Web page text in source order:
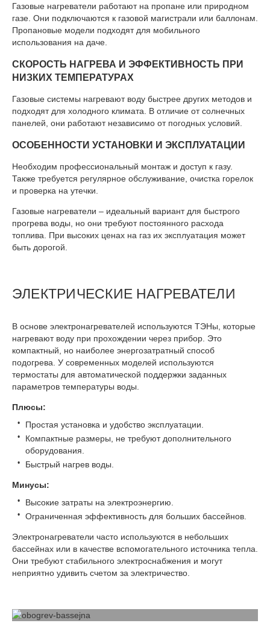
Газовые нагреватели работают на пропане или природном
газе. Они подключаются к газовой магистрали или баллонам.
Пропановые модели подходят для мобильного
использования на даче.
СКОРОСТЬ НАГРЕВА И ЭФФЕКТИВНОСТЬ ПРИ
НИЗКИХ ТЕМПЕРАТУРАХ
Газовые системы нагревают воду быстрее других методов и
подходят для холодного климата. В отличие от солнечных
панелей, они работают независимо от погодных условий.
ОСОБЕННОСТИ УСТАНОВКИ И ЭКСПЛУАТАЦИИ
Необходим профессиональный монтаж и доступ к газу.
Также требуется регулярное обслуживание, очистка горелок
и проверка на утечки.
Газовые нагреватели – идеальный вариант для быстрого
прогрева воды, но они требуют постоянного расхода
топлива. При высоких ценах на газ их эксплуатация может
быть дорогой.
ЭЛЕКТРИЧЕСКИЕ НАГРЕВАТЕЛИ
В основе электронагревателей используются ТЭНы , которые
нагревают воду при прохождении через прибор. Это
компактный, но наиболее энергозатратный способ
подогрева. У современных моделей используются
термостаты для автоматической поддержки заданных
параметров температуры воды.
Плюсы:
Простая установка и удобство эксплуатации.
Компактные размеры, не требуют дополнительного
оборудования.
Быстрый нагрев воды.
Минусы:
Высокие затраты на электроэнергию.
Ограниченная эффективность для больших бассейнов.
Электронагреватели часто используются в небольших
бассейнах или в качестве вспомогательного источника тепла.
Они требуют стабильного электроснабжения и могут
неприятно удивить счетом за электричество.